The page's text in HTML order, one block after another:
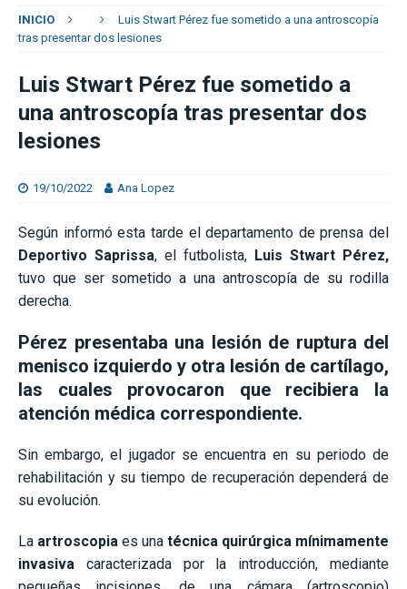
INICIO
Luis Stwart Pérez fue sometido a una antroscopía
tras presentar dos lesiones
Luis Stwart Pérez fue sometido a
una antroscopía tras presentar dos
lesiones
19/10/2022 Ana Lopez
Según informó esta tarde el departamento de prensa del
Deportivo Saprissa, el futbolista, Luis Stwart Pérez,
tuvo que ser sometido a una antroscopía de su rodilla
derecha.
Pérez presentaba una lesión de ruptura del
menisco izquierdo y otra lesión de cartílago,
las cuales provocaron que recibiera la
atención médica correspondiente.
Sin embargo, el jugador se encuentra en su periodo de
rehabilitación y su tiempo de recuperación dependerá de
su evolución.
La artroscopia es una técnica quirúrgica mínimamente
invasiva caracterizada por la introducción, mediante